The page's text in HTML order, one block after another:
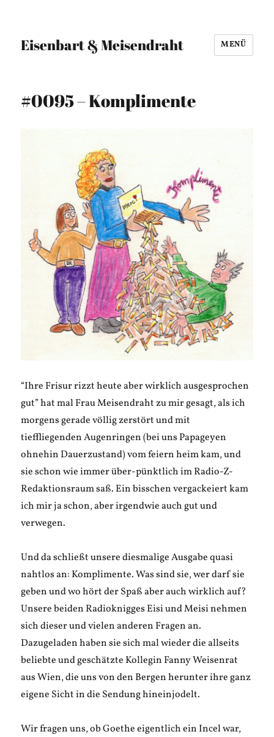
Eisenbart & Meisendraht MENÜ
#0095 – Komplimente
“Ihre Frisur rizzt heute aber wirklich ausgesprochen
gut” hat mal Frau Meisendraht zu mir gesagt, als ich
morgens gerade völlig zerstört und mit
tieffliegenden Augenringen (bei uns Papageyen
ohnehin Dauerzustand) vom feiern heim kam, und
sie schon wie immer über-pünktlich im Radio-Z-
Redaktionsraum saß. Ein bisschen vergackeiert kam
ich mir ja schon, aber irgendwie auch gut und
verwegen.
Und da schließt unsere diesmalige Ausgabe quasi
nahtlos an: Komplimente. Was sind sie, wer darf sie
geben und wo hört der Spaß aber auch wirklich auf?
Unsere beiden Radioknigges Eisi und Meisi nehmen
sich dieser und vielen anderen Fragen an.
Dazugeladen haben sie sich mal wieder die allseits
beliebte und geschätzte Kollegin Fanny Weisenrat
aus Wien, die uns von den Bergen herunter ihre ganz
eigene Sicht in die Sendung hineinjodelt.
Wir fragen uns, ob Goethe eigentlich ein Incel war,